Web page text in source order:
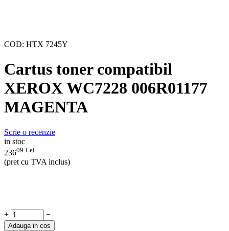
COD: HTX 7245Y
Cartus toner compatibil
XEROX WC7228 006R01177
MAGENTA
Scrie o recenzie
in stoc
23609 Lei
(pret cu TVA inclus)
+ −
Adauga in cos